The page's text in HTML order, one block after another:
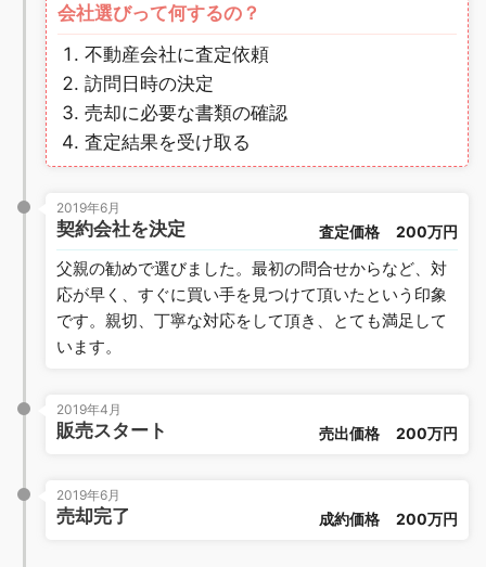
会社選びって何するの？
不動産会社に査定依頼
訪問日時の決定
売却に必要な書類の確認
査定結果を受け取る
2019年6月
契約会社を決定 査定価格 200万円
父親の勧めで選びました。最初の問合せからなど、対
応が早く、すぐに買い手を見つけて頂いたという印象
です。親切、丁寧な対応をして頂き、とても満足して
います。
2019年4月
販売スタート 売出価格 200万円
2019年6月
売却完了 成約価格 200万円